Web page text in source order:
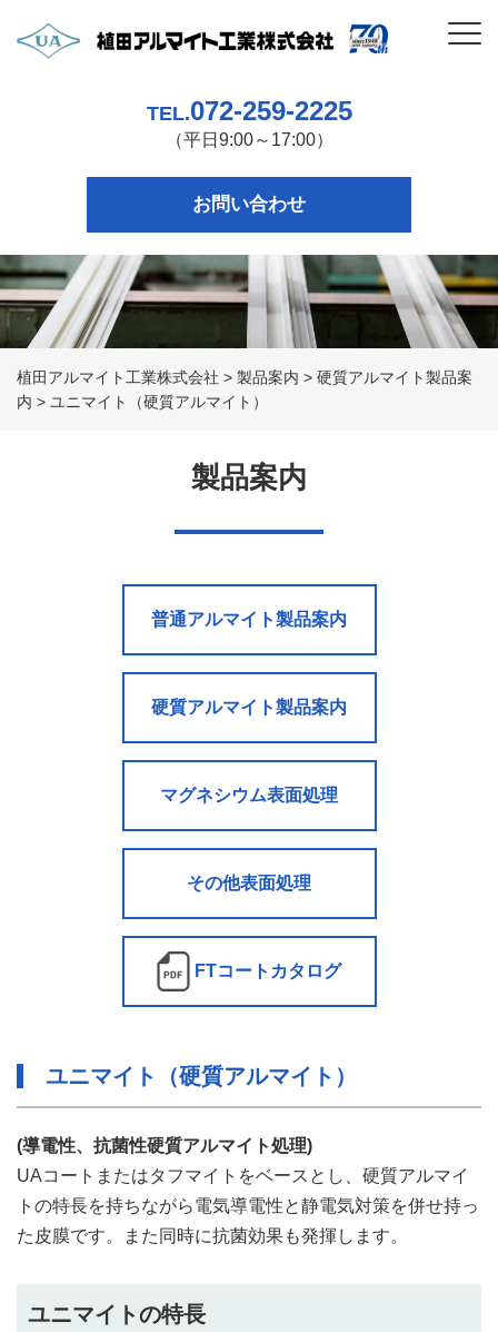
TEL.072-259-2225
（平日9:00～17:00）
お問い合わせ
植田アルマイト工業株式会社 > 製品案内 > 硬質アルマイト製品案
内 > ユニマイト（硬質アルマイト）
製品案内
普通アルマイト製品案内
硬質アルマイト製品案内
マグネシウム表面処理
その他表面処理
FTコートカタログ
ユニマイト（硬質アルマイト）
(導電性、抗菌性硬質アルマイト処理)
UAコートまたはタフマイトをベースとし、硬質アルマイ
トの特長を持ちながら電気導電性と静電気対策を併せ持っ
た皮膜です。また同時に抗菌効果も発揮します。
ユニマイトの特長